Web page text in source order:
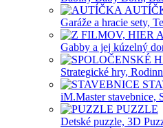
Garáže a hracie sety,
Gabby a jej kúzelný
Strategické hry,
iM.Master stavebnice,
PUZZLE
Detské puzzle, 3D